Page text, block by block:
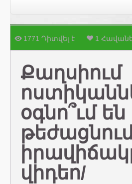
1771 Դիտվել է 1
Քաղսիում
օգնո՞ւմ են
վիդեո/